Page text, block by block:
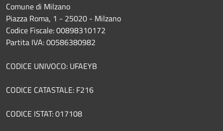
Comune di Milzano
Piazza Roma, 1 - 25020 - Milzano
Codice Fiscale: 00898310172
Partita IVA: 00586380982
CODICE UNIVOCO: UFAEYB
CODICE CATASTALE: F216
CODICE ISTAT: 017108